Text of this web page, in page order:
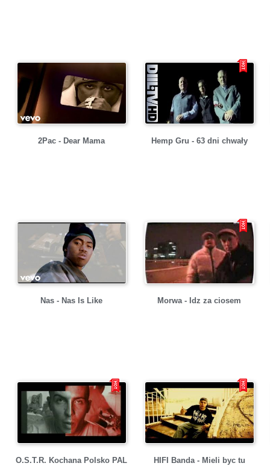
2Pac - Dear Mama Hemp Gru - 63 dni chwały
Nas - Nas Is Like Morwa - Idz za ciosem
O.S.T.R. Kochana Polsko PAL
HIFI Banda - Mieli byc tu